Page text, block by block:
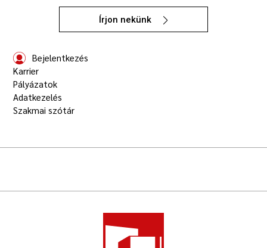
Írjon nekünk
Bejelentkezés
Karrier
Pályázatok
Adatkezelés
Szakmai szótár